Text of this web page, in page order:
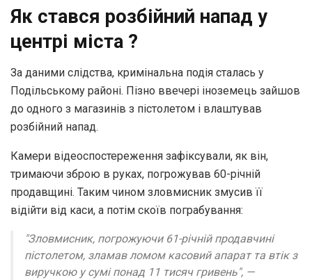
Як стався розбійний напад у
центрі міста ?
За даними слідства, кримінальна подія сталась у
Подільському районі. Пізно ввечері іноземець зайшов
до одного з магазинів з пістолетом і влаштував
розбійний напад.
Камери відеоспостереження зафіксували, як він,
тримаючи зброю в руках, погрожував 60-річній
продавщині. Таким чином зловмисник змусив її
відійти від каси, а потім скоїв пограбування:
"‎Зловмисник, погрожуючи 61-річній продавчині
пістолетом, зламав ломом касовий апарат та втік з
виручкою у сумі понад 11 тисяч гривень"‎, —